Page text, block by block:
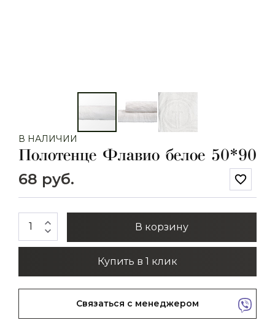
В НАЛИЧИИ
Полотенце Флавио белое 50*90
68 руб. favorite_border
expand_less
expand_more В корзину
Купить в 1 клик
Связаться с менеджером